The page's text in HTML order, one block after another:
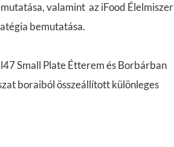
valamint az iFood Élelmiszer
bemutatása.
Small Plate Étterem és Borbárban
boraiból összeállított különleges